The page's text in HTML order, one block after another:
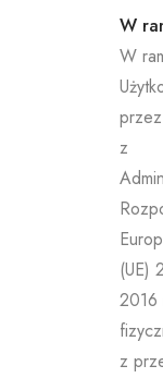
W
W
z
(UE)
2016
z